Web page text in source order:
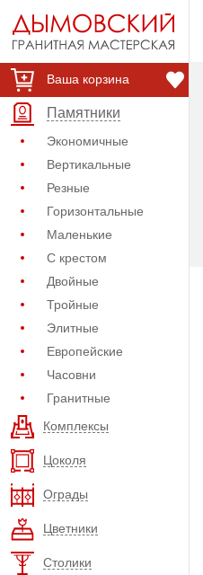
Ваша корзина
Памятники
Экономичные
Вертикальные
Резные
Горизонтальные
Маленькие
С крестом
Двойные
Тройные
Элитные
Европейские
Часовни
Гранитные
Комплексы
Цоколя
Ограды
Цветники
Столики